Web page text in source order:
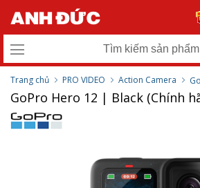
Trang chủ PRO VIDEO Action Camera
GoPro Hero 12 | Black (Chính